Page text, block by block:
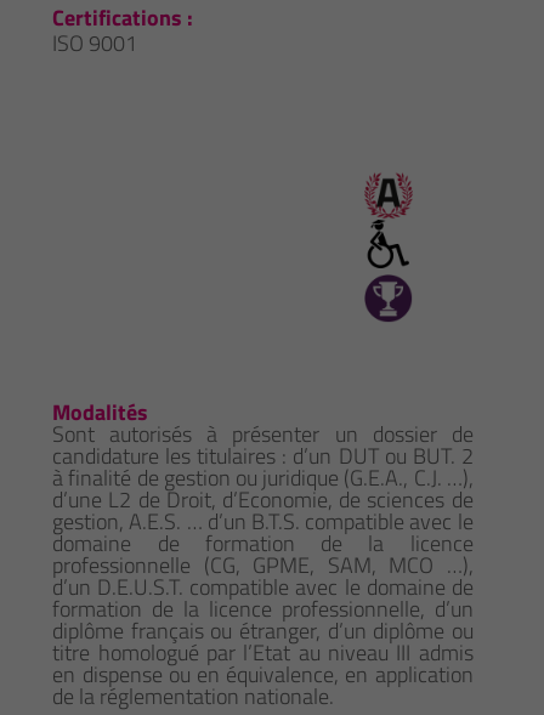
Certifications :
ISO 9001
Modalités
Sont autorisés à présenter un dossier de
candidature les titulaires : d’un DUT ou BUT. 2
à finalité de gestion ou juridique (G.E.A., C.J. …),
d’une L2 de Droit, d’Economie, de sciences de
gestion, A.E.S. … d’un B.T.S. compatible avec le
domaine de formation de la licence
professionnelle (CG, GPME, SAM, MCO …),
d’un D.E.U.S.T. compatible avec le domaine de
formation de la licence professionnelle, d’un
diplôme français ou étranger, d’un diplôme ou
titre homologué par l’Etat au niveau III admis
en dispense ou en équivalence, en application
de la réglementation nationale.